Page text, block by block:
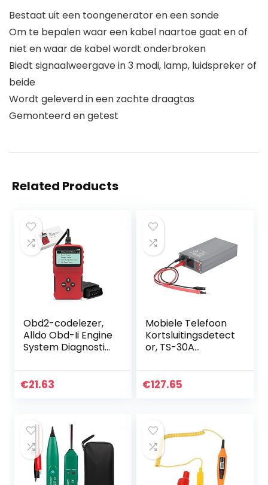
Bestaat uit een toongenerator en een sonde
Om te bepalen waar een kabel naartoe gaat en of
niet en waar de kabel wordt onderbroken
Biedt signaalweergave in 3 modi, lamp, luidspreker of
beide
Wordt geleverd in een zachte draagtas
Gemonteerd en getest
Related Products
Obd2-codelezer,
Alldo Obd-Ii Engine
System Diagnostic
Diagnostic
€21.63
Mobiele Telefoon
Kortsluitingsdetect
or, TS-30A
Reparateur,
€127.65